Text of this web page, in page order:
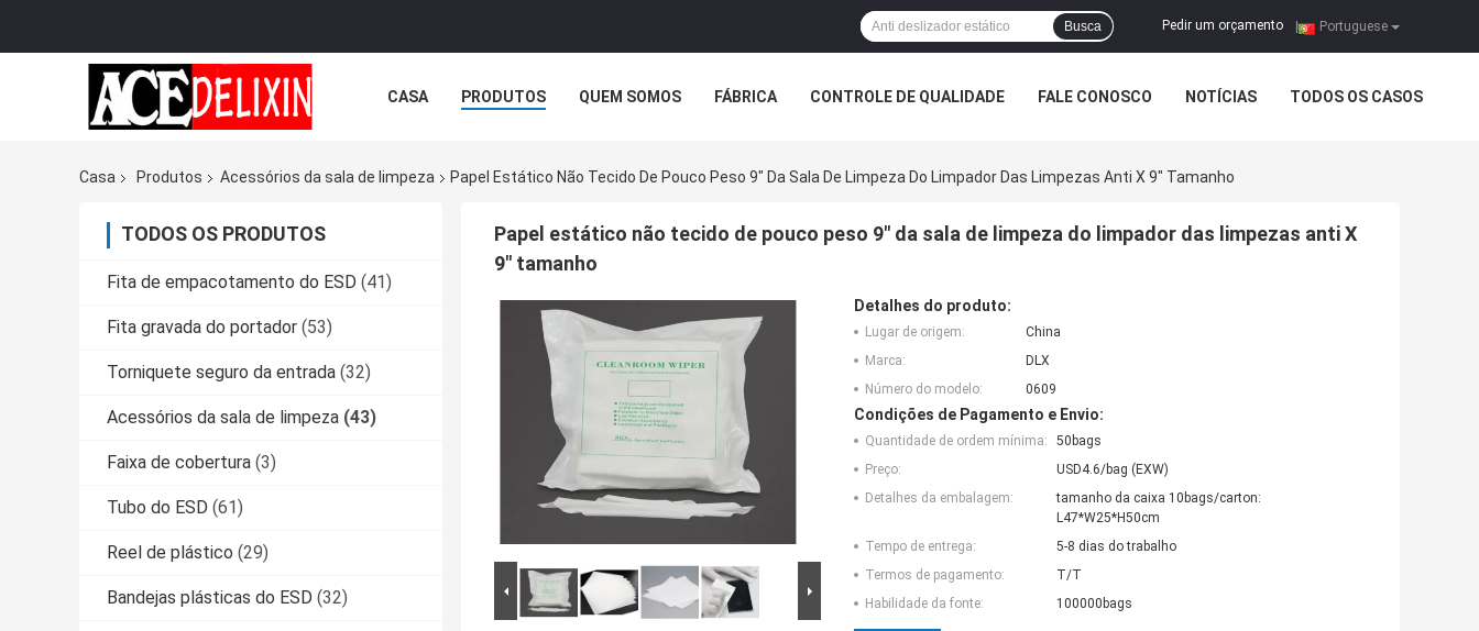
Portuguese
Pedir um orçamento |
Busca
CASA PRODUTOS QUEM SOMOS FÁBRICA CONTROLE DE QUALIDADE FALE CONOSCO NOTÍCIAS TODOS OS CASOS
Casa Produtos Acessórios da sala de limpeza Papel Estático Não Tecido De Pouco Peso 9" Da Sala De Limpeza Do Limpador Das Limpezas Anti X 9" Tamanho
TODOS OS PRODUTOS
Fita de empacotamento do ESD (41)
Fita gravada do portador (53)
Torniquete seguro da entrada (32)
Acessórios da sala de limpeza (43)
Faixa de cobertura (3)
Tubo do ESD (61)
Reel de plástico (29)
Bandejas plásticas do ESD (32)
Papel estático não tecido de pouco peso 9" da sala de limpeza do limpador das limpezas anti X
9" tamanho
Detalhes do produto:
Lugar de origem:
China
Marca:
DLX
Número do modelo:
0609
Condições de Pagamento e Envio:
Quantidade de ordem mínima:
50bags
Preço:
USD4.6/bag (EXW)
Detalhes da embalagem:
tamanho da caixa 10bags/carton:
L47*W25*H50cm
Tempo de entrega:
5-8 dias do trabalho
Termos de pagamento:
T/T
Habilidade da fonte:
100000bags